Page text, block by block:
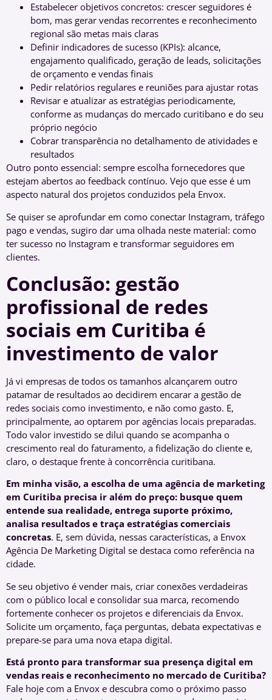
Estabelecer objetivos concretos: crescer seguidores é
bom, mas gerar vendas recorrentes e reconhecimento
regional são metas mais claras
Definir indicadores de sucesso (KPIs): alcance,
engajamento qualificado, geração de leads, solicitações
de orçamento e vendas finais
Pedir relatórios regulares e reuniões para ajustar rotas
Revisar e atualizar as estratégias periodicamente,
conforme as mudanças do mercado curitibano e do seu
próprio negócio
Cobrar transparência no detalhamento de atividades e
resultados
Outro ponto essencial: sempre escolha fornecedores que
estejam abertos ao feedback contínuo. Vejo que esse é um
aspecto natural dos projetos conduzidos pela Envox.
Se quiser se aprofundar em como conectar Instagram, tráfego
pago e vendas, sugiro dar uma olhada neste material: como
ter sucesso no Instagram e transformar seguidores em
clientes.
Conclusão: gestão
profissional de redes
sociais em Curitiba é
investimento de valor
Já vi empresas de todos os tamanhos alcançarem outro
patamar de resultados ao decidirem encarar a gestão de
redes sociais como investimento, e não como gasto. E,
principalmente, ao optarem por agências locais preparadas.
Todo valor investido se dilui quando se acompanha o
crescimento real do faturamento, a fidelização do cliente e,
claro, o destaque frente à concorrência curitibana.
Em minha visão, a escolha de uma agência de marketing
em Curitiba precisa ir além do preço: busque quem
entende sua realidade, entrega suporte próximo,
analisa resultados e traça estratégias comerciais
concretas. E, sem dúvida, nessas características, a Envox
Agência De Marketing Digital se destaca como referência na
cidade.
Se seu objetivo é vender mais, criar conexões verdadeiras
com o público local e consolidar sua marca, recomendo
fortemente conhecer os projetos e diferenciais da Envox.
Solicite um orçamento, faça perguntas, debata expectativas e
prepare-se para uma nova etapa digital.
Está pronto para transformar sua presença digital em
vendas reais e reconhecimento no mercado de Curitiba?
Fale hoje com a Envox e descubra como o próximo passo